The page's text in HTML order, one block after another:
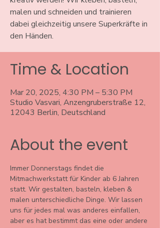
malen und schneiden und trainieren
dabei gleichzeitig unsere Superkräfte in
den Händen.
Time & Location
Mar 20, 2025, 4:30 PM – 5:30 PM
Studio Vasvari, Anzengruberstraße 12,
12043 Berlin, Deutschland
About the event
Immer Donnerstags findet die
Mitmachwerkstatt für Kinder ab 6 Jahren
statt. Wir gestalten, basteln, kleben &
malen unterschiedliche Dinge. Wir lassen
uns für jedes mal was anderes einfallen,
aber es hat bestimmt das eine oder andere